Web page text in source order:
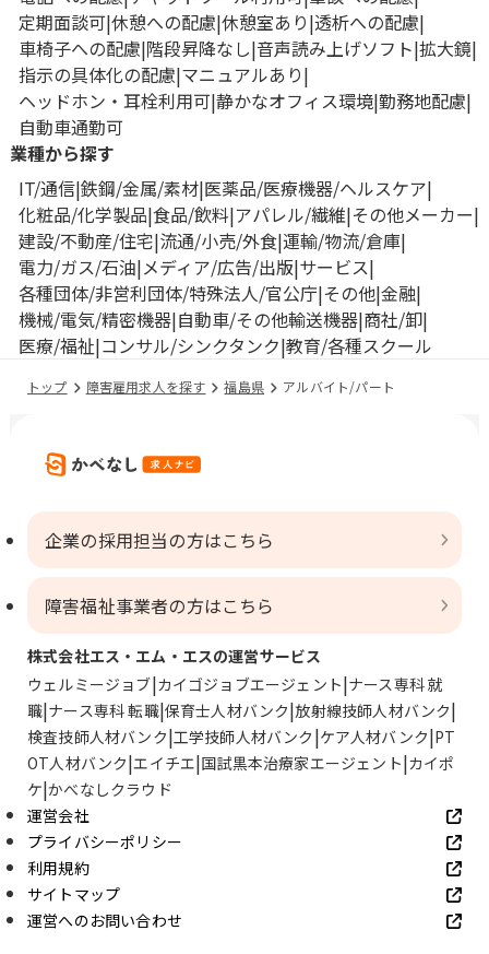
定期面談可 休憩への配慮 休憩室あり 透析への配慮
車椅子への配慮 階段昇降なし 音声読み上げソフト 拡大鏡
指示の具体化の配慮 マニュアルあり
ヘッドホン・耳栓利用可 静かなオフィス環境 勤務地配慮
自動車通勤可
業種から探す
IT/通信 鉄鋼/金属/素材 医薬品/医療機器/ヘルスケア
化粧品/化学製品 食品/飲料 アパレル/繊維 その他メーカー
建設/不動産/住宅 流通/小売/外食 運輸/物流/倉庫
電力/ガス/石油 メディア/広告/出版 サービス
各種団体/非営利団体/特殊法人/官公庁 その他 金融
機械/電気/精密機器 自動車/その他輸送機器 商社/卸
医療/福祉 コンサル/シンクタンク 教育/各種スクール
トップ 障害雇用求人を探す 福島県 アルバイト/パート
企業の採用担当の方はこちら
障害福祉事業者の方はこちら
株式会社エス・エム・エスの運営サービス
ウェルミージョブ カイゴジョブエージェント ナース専科 就
職 ナース専科 転職 保育士人材バンク 放射線技師人材バンク
検査技師人材バンク 工学技師人材バンク ケア人材バンク PT
OT人材バンク エイチエ 国試黒本治療家エージェント カイポ
ケ かべなしクラウド
運営会社
プライバシーポリシー
利用規約
サイトマップ
運営へのお問い合わせ